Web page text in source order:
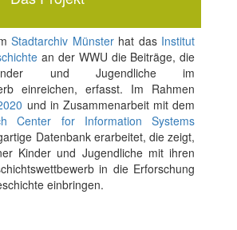
Stadtarchiv Münsterhat das Institut
an der WWU die Beiträge, die
und Jugendliche im
einreichen, erfasst. Im Rahmen
und in Zusammenarbeit mit dem
Center for Information Systems
Datenbank erarbeitet, die zeigt,
Kinder und Jugendliche mit ihren
in die Erforschung
einbringen.